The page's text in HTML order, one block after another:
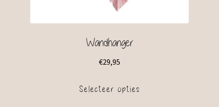
Wandhanger
€29,95
Selecteer opties